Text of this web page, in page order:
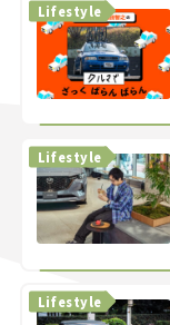
Lifestyle
Lifestyle
Lifestyle